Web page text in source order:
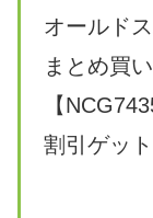
オールド
まとめ買
【
割引ゲッ